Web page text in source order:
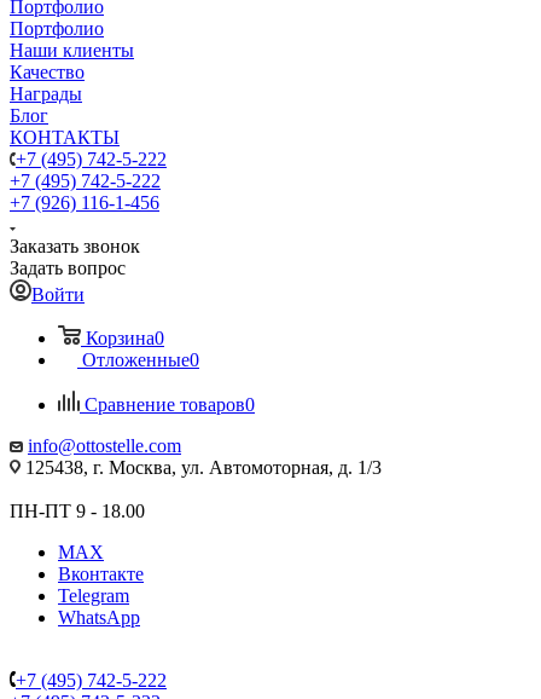
Портфолио
Портфолио
Наши клиенты
Качество
Награды
Блог
КОНТАКТЫ
+7 (495) 742-5-222
+7 (495) 742-5-222
+7 (926) 116-1-456
Заказать звонок
Задать вопрос
Войти
Корзина0
Отложенные0
Сравнение товаров0
info@ottostelle.com
125438, г. Москва, ул. Автомоторная, д. 1/3
ПН-ПТ 9 - 18.00
MAX
Вконтакте
Telegram
WhatsApp
+7 (495) 742-5-222